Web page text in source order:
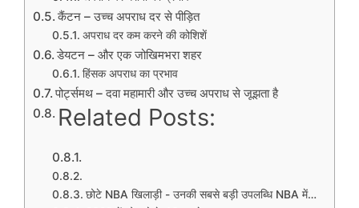
कैंटन – उच्च अपराध दर से पीड़ित
अपराध दर कम करने की कोशिशें
डेयटन – और एक जोखिमभरा शहर
हिंसक अपराध का प्रभाव
पोर्ट्समथ – दवा महामारी और उच्च अपराध से जूझता है
Related Posts:
छोटे NBA खिलाड़ी - उनकी सबसे बड़ी उपलब्धि NBA में…